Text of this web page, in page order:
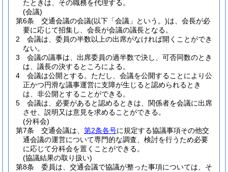
たときは、その職務を代理する。
(会議)
第6条
交通会議の会議(以下「会議」という。)は、会長が必
要に応じて招集し、会長が会議の議長となる。
2
会議は、委員の半数以上の出席がなければ開くことができ
ない。
3
会議の議事は、出席委員の過半数で決し、可否同数のとき
は、議長の決するところによる。
4
会議は公開とする。 ただし、会議を公開することにより公
正かつ円滑な議事運営に支障が生じると認められるとき
は、非公開とすることができる。
5
会議は、必要があると認めるときは、関係者を会議に出席
させ、説明又は意見を求めることができる。
(分科会)
第7条
交通会議は、 第2条各号に規定する協議事項その他交
通会議の運営について専門的な調査、検討を行うため必要
に応じて分科会を置くことができる。
(協議結果の取り扱い)
第8条
委員は、交通会議で協議が整った事項については、そ